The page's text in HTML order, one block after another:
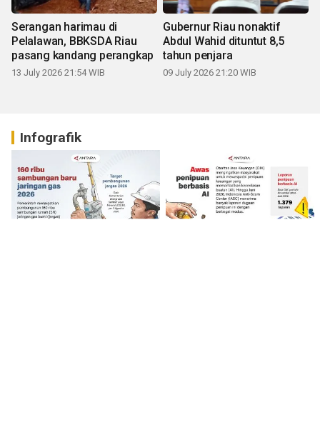
Serangan harimau di
Pelalawan, BBKSDA Riau
pasang kandang perangkap
13 July 2026 21:54 WIB
Gubernur Riau nonaktif
Abdul Wahid dituntut 8,5
tahun penjara
09 July 2026 21:20 WIB
Infografik